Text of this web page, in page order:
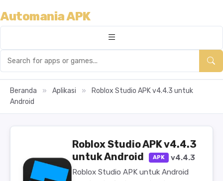
Automania APK
Beranda » Aplikasi »
Roblox Studio APK v4.4.3 untuk
Android
Roblox Studio APK v4.4.3
untuk Android
APK
v4.4.3
Roblox Studio APK untuk Android